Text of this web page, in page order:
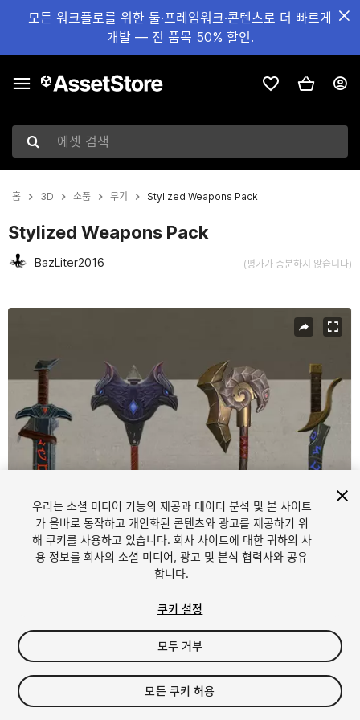
모든 워크플로를 위한 툴·프레임워크·콘텐츠로 더 빠르게
개발 — 전 품목 50% 할인.
에셋 검색
홈 3D 소품 무기 Stylized Weapons Pack
Stylized Weapons Pack
BazLiter2016 (평가가 충분하지 않습니다)
/5
$4.99
우리는 소셜 미디어 기능의 제공과 데이터 분석 및 본 사이트
가 올바로 동작하고 개인화된 콘텐츠와 광고를 제공하기 위
해 쿠키를 사용하고 있습니다. 회사 사이트에 대한 귀하의 사
용 정보를 회사의 소셜 미디어, 광고 및 분석 협력사와 공유
합니다.
쿠키 설정
모두 거부
모든 쿠키 허용